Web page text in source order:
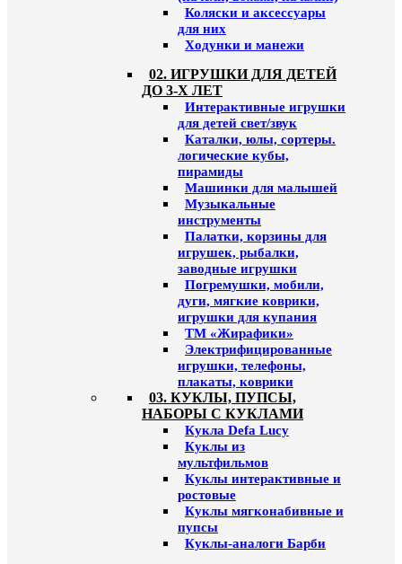
Коляски и аксессуары
для них
Ходунки и манежи
02. ИГРУШКИ ДЛЯ ДЕТЕЙ
ДО 3-Х ЛЕТ
Интерактивные игрушки
для детей свет/звук
Каталки, юлы, сортеры.
логические кубы,
пирамиды
Машинки для малышей
Музыкальные
инструменты
Палатки, корзины для
игрушек, рыбалки,
заводные игрушки
Погремушки, мобили,
дуги, мягкие коврики,
игрушки для купания
ТМ «Жирафики»
Электрифицированные
игрушки, телефоны,
плакаты, коврики
03. КУКЛЫ, ПУПСЫ,
НАБОРЫ С КУКЛАМИ
Кукла Defa Lucy
Куклы из
мультфильмов
Куклы интерактивные и
ростовые
Куклы мягконабивные и
пупсы
Куклы-аналоги Барби